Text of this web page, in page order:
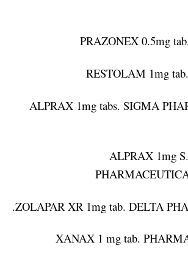
PRAZONEX 0.5mg
RESTOLAM 1mg
ALPRAX 1mg tabs. SIGMA
ALPRAX 1mg
ZOLAPAR XR 1mg tab. DELTA
XANAX 1 mg tab.